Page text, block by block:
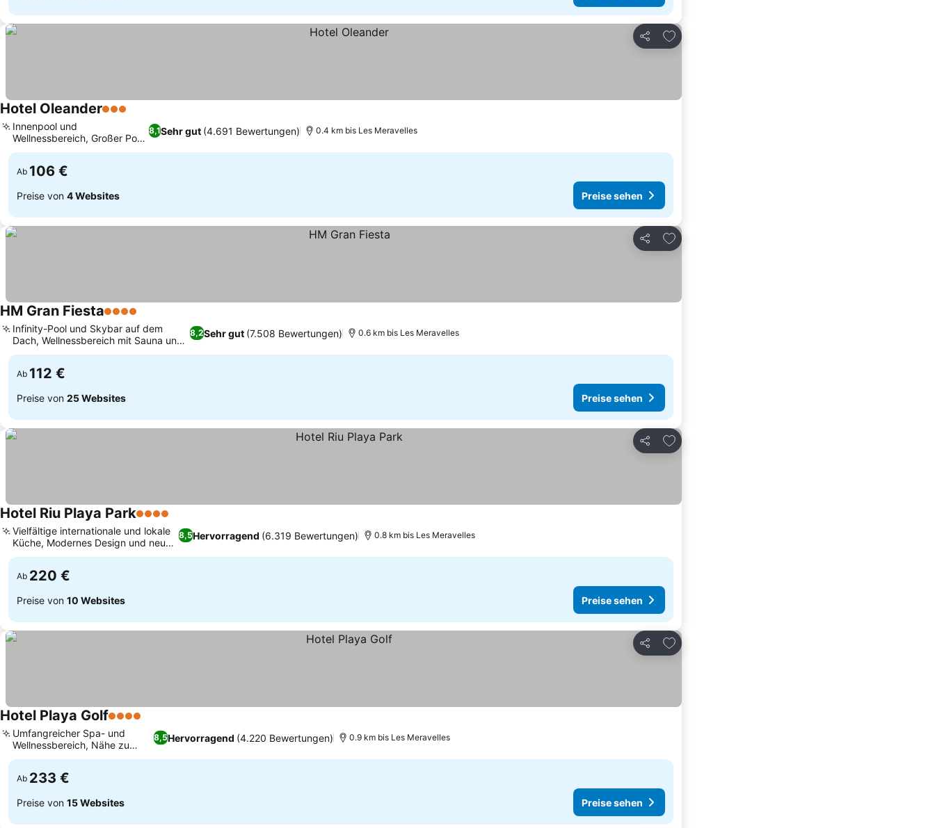
Teilen
Zu Favoriten hinzufügen
Hotel Oleander3 Sterne
8,1Sehr gut (4.691 Bewertungen)
Innenpool und
Wellnessbereich, Großer Pool
mit Poolbar
0.4 km bis Les Meravelles
Ab 106 €
Preise von 4 Websites Preise sehen
Teilen
Zu Favoriten hinzufügen
HM Gran Fiesta4 Sterne
8,2Sehr gut (7.508 Bewertungen)
Infinity-Pool und Skybar auf dem
Dach, Wellnessbereich mit Sauna und
Whirlpool
0.6 km bis Les Meravelles
Ab 112 €
Preise von 25 Websites Preise sehen
Teilen
Zu Favoriten hinzufügen
Hotel Riu Playa Park4 Sterne
8,5Hervorragend (6.319 Bewertungen)
Vielfältige internationale und lokale
Küche, Modernes Design und neue
Bauweise
0.8 km bis Les Meravelles
Ab 220 €
Preise von 10 Websites Preise sehen
Teilen
Zu Favoriten hinzufügen
Hotel Playa Golf4 Sterne
8,5Hervorragend (4.220 Bewertungen)
Umfangreicher Spa- und
Wellnessbereich, Nähe zu
Golfplätzen
0.9 km bis Les Meravelles
Ab 233 €
Preise von 15 Websites Preise sehen